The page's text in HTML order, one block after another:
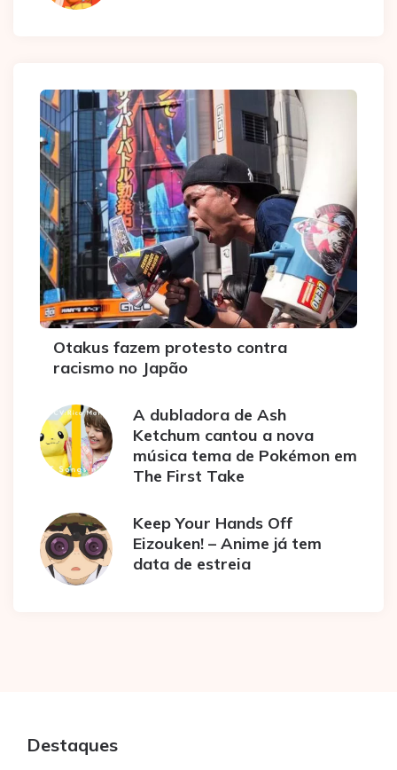
Otakus fazem protesto contra
racismo no Japão
A dubladora de Ash
Ketchum cantou a nova
música tema de Pokémon em
The First Take
Keep Your Hands Off
Eizouken! – Anime já tem
data de estreia
Destaques